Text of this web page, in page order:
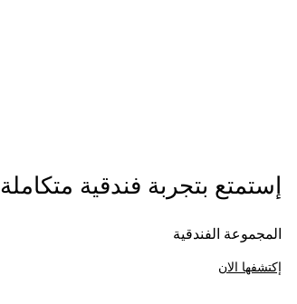
إستمتع بتجربة فندقية متكاملة
المجموعة الفندقية
إكتشفها الان